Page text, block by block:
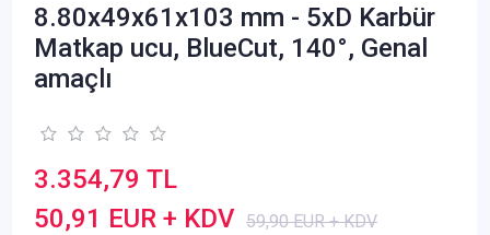
8.80x49x61x103 mm - 5xD Karbür
Matkap ucu, BlueCut, 140°, Genal
amaçlı
3.354,79 TL
50,91 EUR + KDV 59,90 EUR + KDV